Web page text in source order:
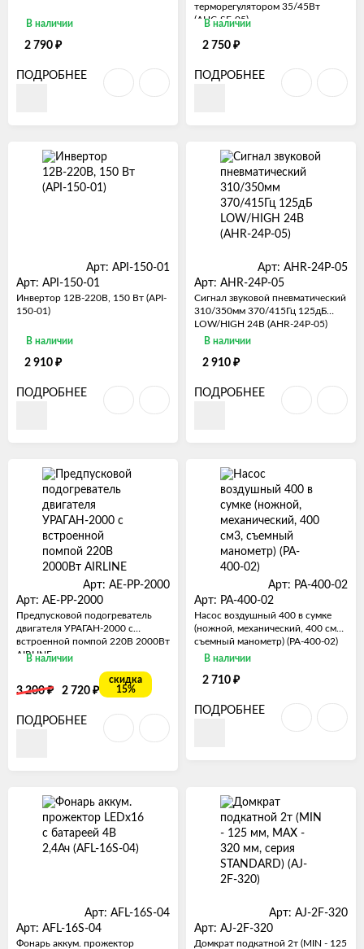
В наличии
2 790 ₽
ПОДРОБНЕЕ
терморегулятором 35/45Вт
(AHC-SF-05)
В наличии
2 750 ₽
ПОДРОБНЕЕ
Арт: API-150-01
Арт: API-150-01
Инвертор 12В-220В, 150 Вт (API-
150-01)
В наличии
2 910 ₽
ПОДРОБНЕЕ
Арт: AHR-24P-05
Арт: AHR-24P-05
Сигнал звуковой пневматический
310/350мм 370/415Гц 125дБ
LOW/HIGH 24В (AHR-24P-05)
В наличии
2 910 ₽
ПОДРОБНЕЕ
Арт: AE-PP-2000
Арт: AE-PP-2000
Предпусковой подогреватель
двигателя УРАГАН-2000 с
встроенной помпой 220В 2000Вт
AIRLINE
В наличии
3 200₽ 2 720 ₽
скидка
15%
ПОДРОБНЕЕ
Арт: PA-400-02
Арт: PA-400-02
Насос воздушный 400 в сумке
(ножной, механический, 400 см3,
съемный манометр) (PA-400-02)
В наличии
2 710 ₽
ПОДРОБНЕЕ
Арт: AFL-16S-04
Арт: AFL-16S-04
Фонарь аккум. прожектор
Арт: AJ-2F-320
Арт: AJ-2F-320
Домкрат подкатной 2т (MIN - 125